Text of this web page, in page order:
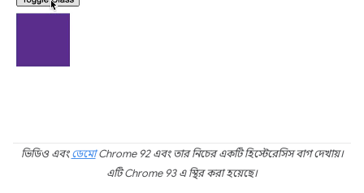
ভিডিও এবংডেমোChrome 92 এবং তার নিচের একটি হিস্টেরেসিস বাগ দেখায়।
এটি Chrome 93 এ স্থির করা হয়েছে।